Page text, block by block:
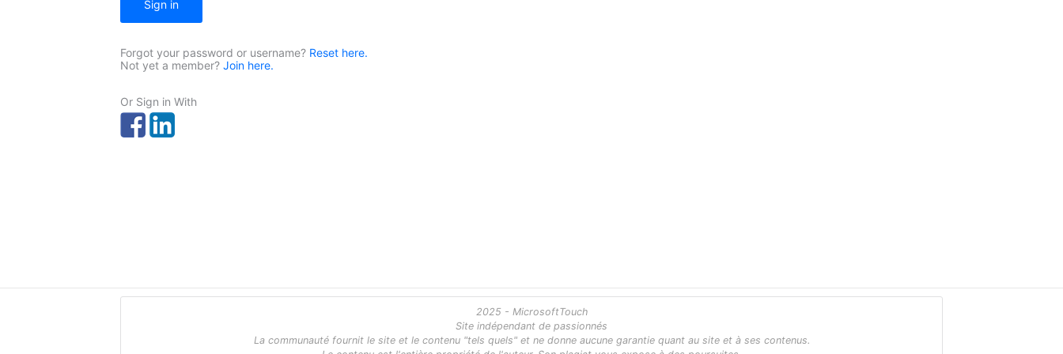
Sign in
Forgot your password or username? Reset here.
Not yet a member? Join here.
Or Sign in With
2025 - MicrosoftTouch
Site indépendant de passionnés
La communauté fournit le site et le contenu "tels quels" et ne donne aucune garantie quant au site et à ses contenus.